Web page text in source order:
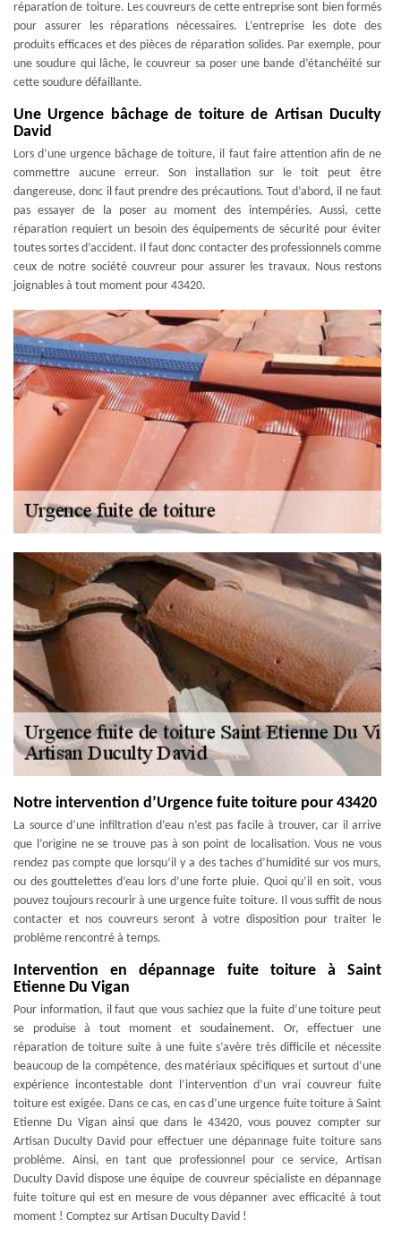
réparation de toiture. Les couvreurs de cette entreprise sont bien formés
pour assurer les réparations nécessaires. L’entreprise les dote des
produits efficaces et des pièces de réparation solides. Par exemple, pour
une soudure qui lâche, le couvreur sa poser une bande d’étanchéité sur
cette soudure défaillante.
Une Urgence bâchage de toiture de Artisan Duculty
David
Lors d’une urgence bâchage de toiture, il faut faire attention afin de ne
commettre aucune erreur. Son installation sur le toit peut être
dangereuse, donc il faut prendre des précautions. Tout d’abord, il ne faut
pas essayer de la poser au moment des intempéries. Aussi, cette
réparation requiert un besoin des équipements de sécurité pour éviter
toutes sortes d’accident. Il faut donc contacter des professionnels comme
ceux de notre société couvreur pour assurer les travaux. Nous restons
joignables à tout moment pour 43420.
Notre intervention d’Urgence fuite toiture pour 43420
La source d’une infiltration d’eau n’est pas facile à trouver, car il arrive
que l’origine ne se trouve pas à son point de localisation. Vous ne vous
rendez pas compte que lorsqu’il y a des taches d’humidité sur vos murs,
ou des gouttelettes d’eau lors d’une forte pluie. Quoi qu’il en soit, vous
pouvez toujours recourir à une urgence fuite toiture. Il vous suffit de nous
contacter et nos couvreurs seront à votre disposition pour traiter le
problème rencontré à temps.
Intervention en dépannage fuite toiture à Saint
Etienne Du Vigan
Pour information, il faut que vous sachiez que la fuite d’une toiture peut
se produise à tout moment et soudainement. Or, effectuer une
réparation de toiture suite à une fuite s’avère très difficile et nécessite
beaucoup de la compétence, des matériaux spécifiques et surtout d’une
expérience incontestable dont l’intervention d’un vrai couvreur fuite
toiture est exigée. Dans ce cas, en cas d’une urgence fuite toiture à Saint
Etienne Du Vigan ainsi que dans le 43420, vous pouvez compter sur
Artisan Duculty David pour effectuer une dépannage fuite toiture sans
problème. Ainsi, en tant que professionnel pour ce service, Artisan
Duculty David dispose une équipe de couvreur spécialiste en dépannage
fuite toiture qui est en mesure de vous dépanner avec efficacité à tout
moment ! Comptez sur Artisan Duculty David !